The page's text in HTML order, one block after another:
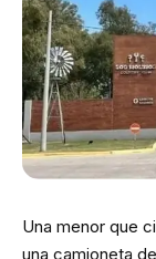
Una menor que
una camioneta